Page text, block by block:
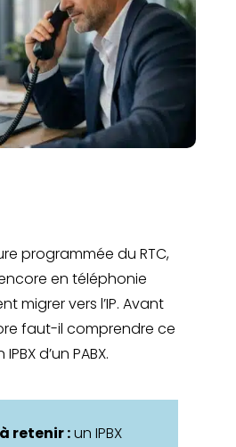
programmée du RTC,
en téléphonie
migrer vers l’IP. Avant
faut-il comprendre ce
d’un PABX.
retenir :un IPBX